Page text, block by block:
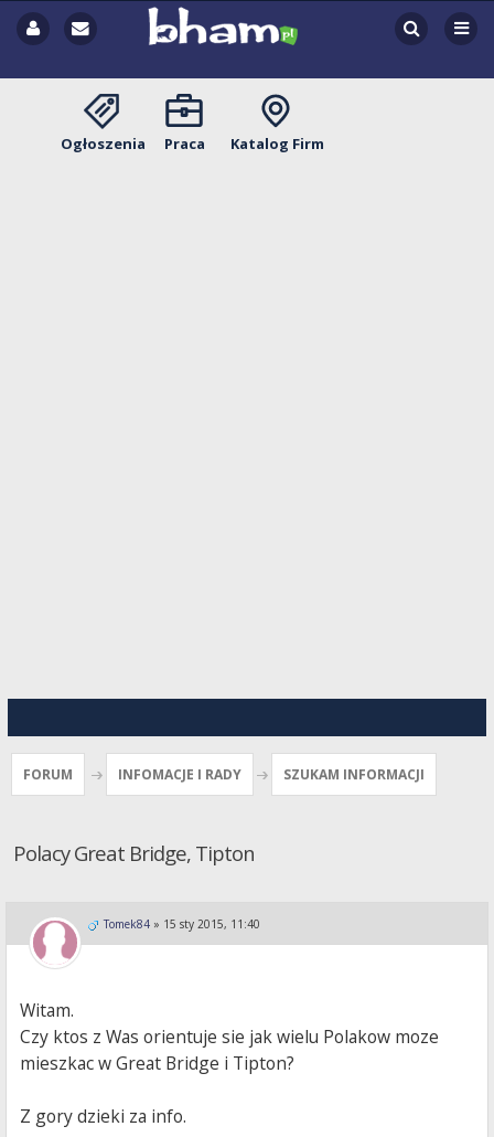
Ogłoszenia Praca Katalog Firm
FORUM INFOMACJE I RADY SZUKAM INFORMACJI
Polacy Great Bridge, Tipton
Tomek84 » 15 sty 2015, 11:40
Witam.
Czy ktos z Was orientuje sie jak wielu Polakow moze
mieszkac w Great Bridge i Tipton?
Z gory dzieki za info.